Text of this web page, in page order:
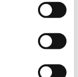
Premio 4 tojásos